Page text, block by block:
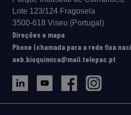
Lote 123/124 Fragosela
3500-618 Viseu (Portugal)
Direções e mapa
Phone (chamada para a rede fixa
aeb.bioquimica@mail.telepac.pt